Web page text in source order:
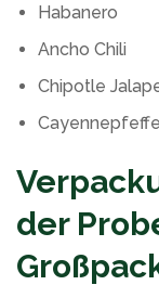
Habanero
Ancho Chili
Chipotle
der